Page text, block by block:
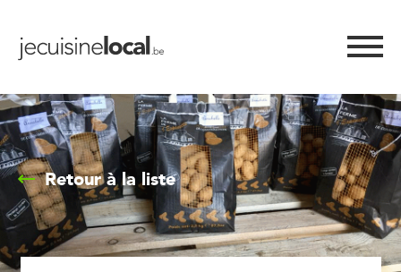
Retour à la liste